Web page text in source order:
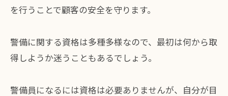
を行うことで顧客の安全を守ります。
警備に関する資格は多種多様なので、最初は何から取
得しようか迷うこともあるでしょう。
警備員になるには資格は必要ありませんが、自分が目